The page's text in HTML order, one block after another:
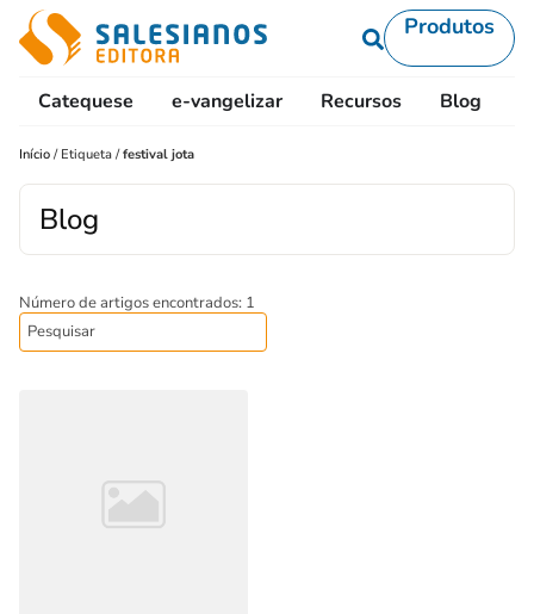
Produtos
Catequese e-vangelizar Recursos Blog
Início / Etiqueta /festival jota
Blog
Número de artigos encontrados: 1